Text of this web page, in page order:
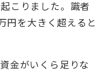
こりました。識者
円を大きく超えると
金がいくら足りな